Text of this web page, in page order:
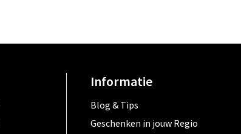
Informatie
Blog & Tips
Geschenken in jouw Regio